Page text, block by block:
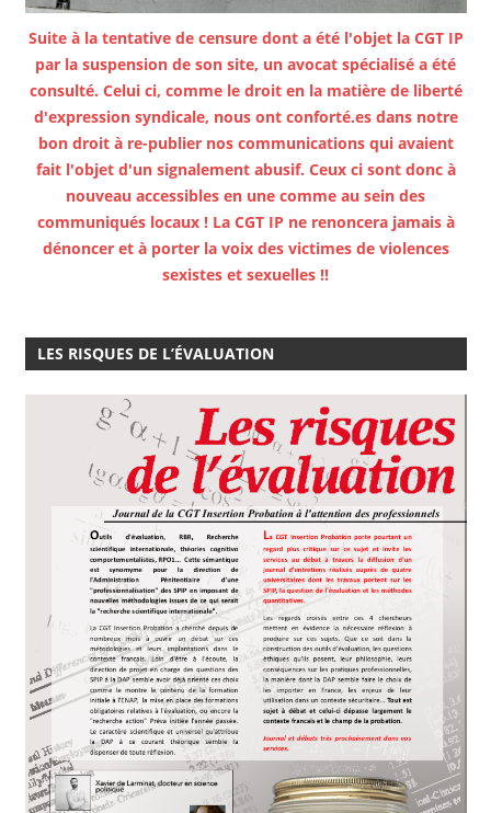
Suite à la tentative de censure dont a été l'objet la CGT IP
par la suspension de son site, un avocat spécialisé a été
consulté. Celui ci, comme le droit en la matière de liberté
d'expression syndicale, nous ont conforté.es dans notre
bon droit à re-publier nos communications qui avaient
fait l'objet d'un signalement abusif. Ceux ci sont donc à
nouveau accessibles en une comme au sein des
communiqués locaux ! La CGT IP ne renoncera jamais à
dénoncer et à porter la voix des victimes de violences
sexistes et sexuelles !!
LES RISQUES DE L’ÉVALUATION